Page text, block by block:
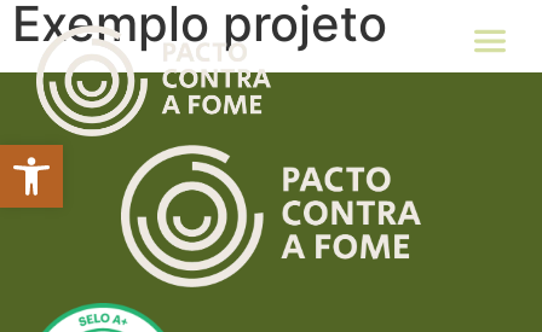
Abrir a barra de ferramentas
Exemplo projeto